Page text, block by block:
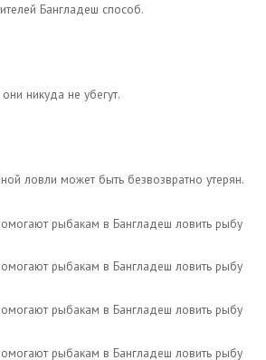
Бангладеш способ.
никуда не убегут.
ловли может быть безвозвратно утерян.